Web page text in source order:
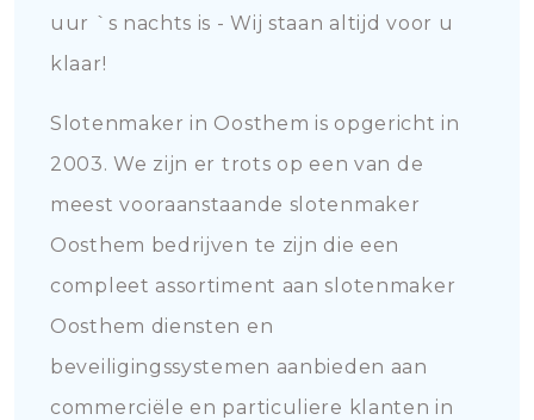
uur `s nachts is - Wij staan altijd voor u
klaar!
Slotenmaker in Oosthem is opgericht in
2003. We zijn er trots op een van de
meest vooraanstaande slotenmaker
Oosthem bedrijven te zijn die een
compleet assortiment aan slotenmaker
Oosthem diensten en
beveiligingssystemen aanbieden aan
commerciële en particuliere klanten in